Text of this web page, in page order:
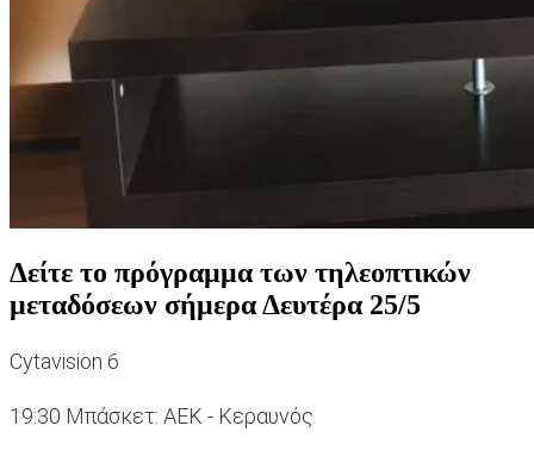
Δείτε το πρόγραμμα των τηλεοπτικών
μεταδόσεων σήμερα Δευτέρα 25/5
Cytavision 6
19:30 Mπάσκετ: ΑΕΚ - Κεραυνός